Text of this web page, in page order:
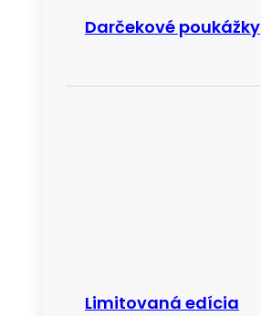
Darčekové poukážky
Limitovaná edícia